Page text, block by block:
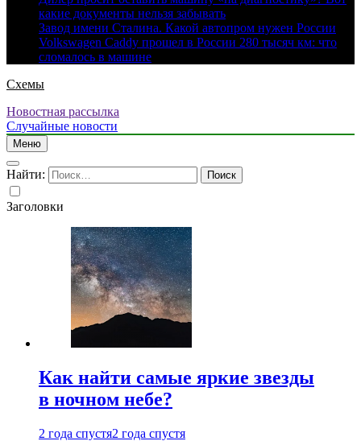
какие документы нельзя забывать
Завод имени Сталина. Какой автопром нужен России
Volkswagen Caddy прошел в России 280 тысяч км: что
сломалось в машине
Схемы
Новостная рассылка
Случайные новости
Меню
Найти:
Заголовки
Как найти самые яркие звезды
в ночном небе?
2 года спустя2 года спустя